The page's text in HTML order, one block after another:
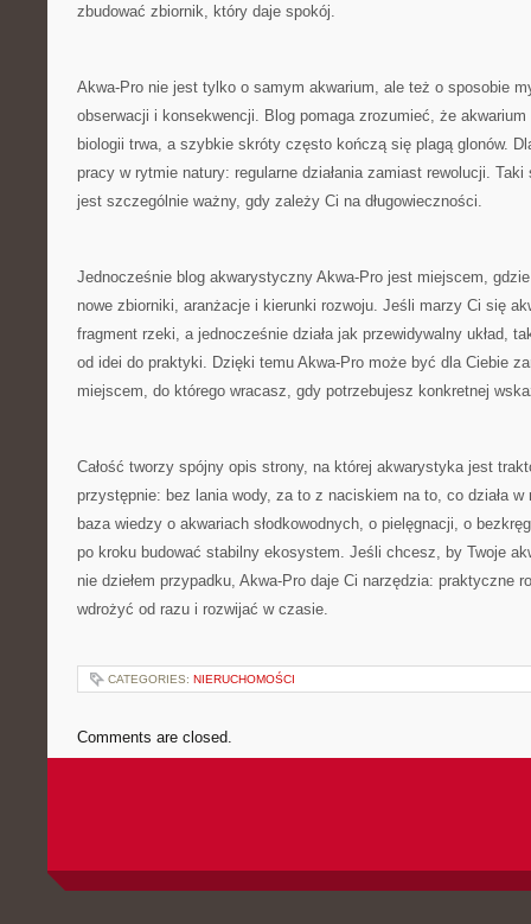
zbudować zbiornik, który daje spokój.
Akwa-Pro nie jest tylko o samym akwarium, ale też o sposobie
obserwacji i konsekwencji. Blog pomaga zrozumieć, że akwarium
biologii trwa, a szybkie skróty często kończą się plagą glonów.
pracy w rytmie natury: regularne działania zamiast rewolucji.
jest szczególnie ważny, gdy zależy Ci na długowieczności.
Jednocześnie blog akwarystyczny Akwa-Pro jest miejscem,
nowe zbiorniki, aranżacje i kierunki rozwoju. Jeśli marzy Ci się
fragment rzeki, a jednocześnie działa jak przewidywalny układ,
od idei do praktyki. Dzięki temu Akwa-Pro może być dla Ciebie
miejscem, do którego wracasz, gdy potrzebujesz konkretnej
Całość tworzy spójny opis strony, na której akwarystyka jest
przystępnie: bez lania wody, za to z naciskiem na to, co działa
baza wiedzy o akwariach słodkowodnych, o pielęgnacji, o
po kroku budować stabilny ekosystem. Jeśli chcesz, by Twoje
nie dziełem przypadku, Akwa-Pro daje Ci narzędzia: praktyczne
wdrożyć od razu i rozwijać w czasie.
CATEGORIES: NIERUCHOMOŚCI
Comments are closed.